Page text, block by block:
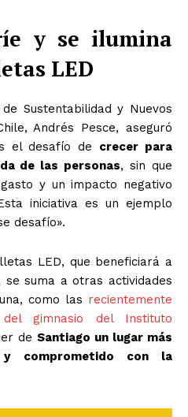
y se ilumina
LED
Sustentabilidad y Nuevos
Andrés Pesce, aseguró
el desafío de crecer para
de las personas, sin que
y un impacto negativo
iniciativa es un ejemplo
desafío».
LED, que beneficiará a
se suma a otras actividades
como las recientemente
del gimnasio del Instituto
de Santiago un lugar más
y comprometido con la